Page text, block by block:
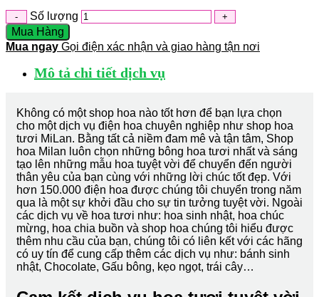
Số lượng
Mua Hàng
Mua ngay Gọi điện xác nhận và giao hàng tận nơi
Mô tả chi tiết dịch vụ
Không có một shop hoa nào tốt hơn để bạn lựa chọn
cho một dịch vụ điện hoa chuyên nghiệp như shop hoa
tươi MiLan. Bằng tất cả niềm đam mê và tận tâm, Shop
hoa Milan luôn chọn những bông hoa tươi nhất và sáng
tạo lên những mẫu hoa tuyệt vời để chuyển đến người
thân yêu của bạn cùng với những lời chúc tốt đẹp. Với
hơn 150.000 điện hoa được chúng tôi chuyển trong năm
qua là một sự khởi đầu cho sự tin tưởng tuyệt vời. Ngoài
các dịch vụ về hoa tươi như: hoa sinh nhật, hoa chúc
mừng, hoa chia buồn và shop hoa chúng tôi hiểu được
thêm nhu cầu của bạn, chúng tôi có liên kết với các hãng
có uy tín để cung cấp thêm các dịch vụ như: bánh sinh
nhật, Chocolate, Gấu bông, kẹo ngọt, trái cây…